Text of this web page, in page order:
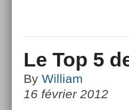
Le Top 5
By William
16 février 2012